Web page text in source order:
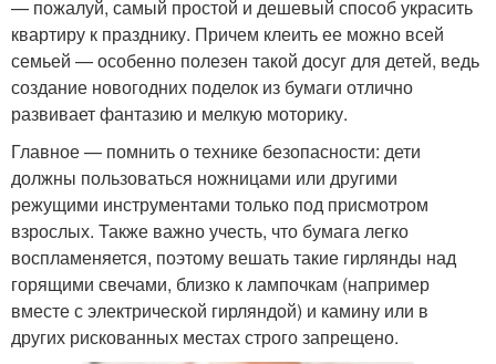
— пожалуй, самый простой и дешевый способ украсить
квартиру к празднику. Причем клеить ее можно всей
семьей — особенно полезен такой досуг для детей, ведь
создание новогодних поделок из бумаги отлично
развивает фантазию и мелкую моторику.
Главное — помнить о технике безопасности: дети
должны пользоваться ножницами или другими
режущими инструментами только под присмотром
взрослых. Также важно учесть, что бумага легко
воспламеняется, поэтому вешать такие гирлянды над
горящими свечами, близко к лампочкам (например
вместе с электрической гирляндой) и камину или в
других рискованных местах строго запрещено.